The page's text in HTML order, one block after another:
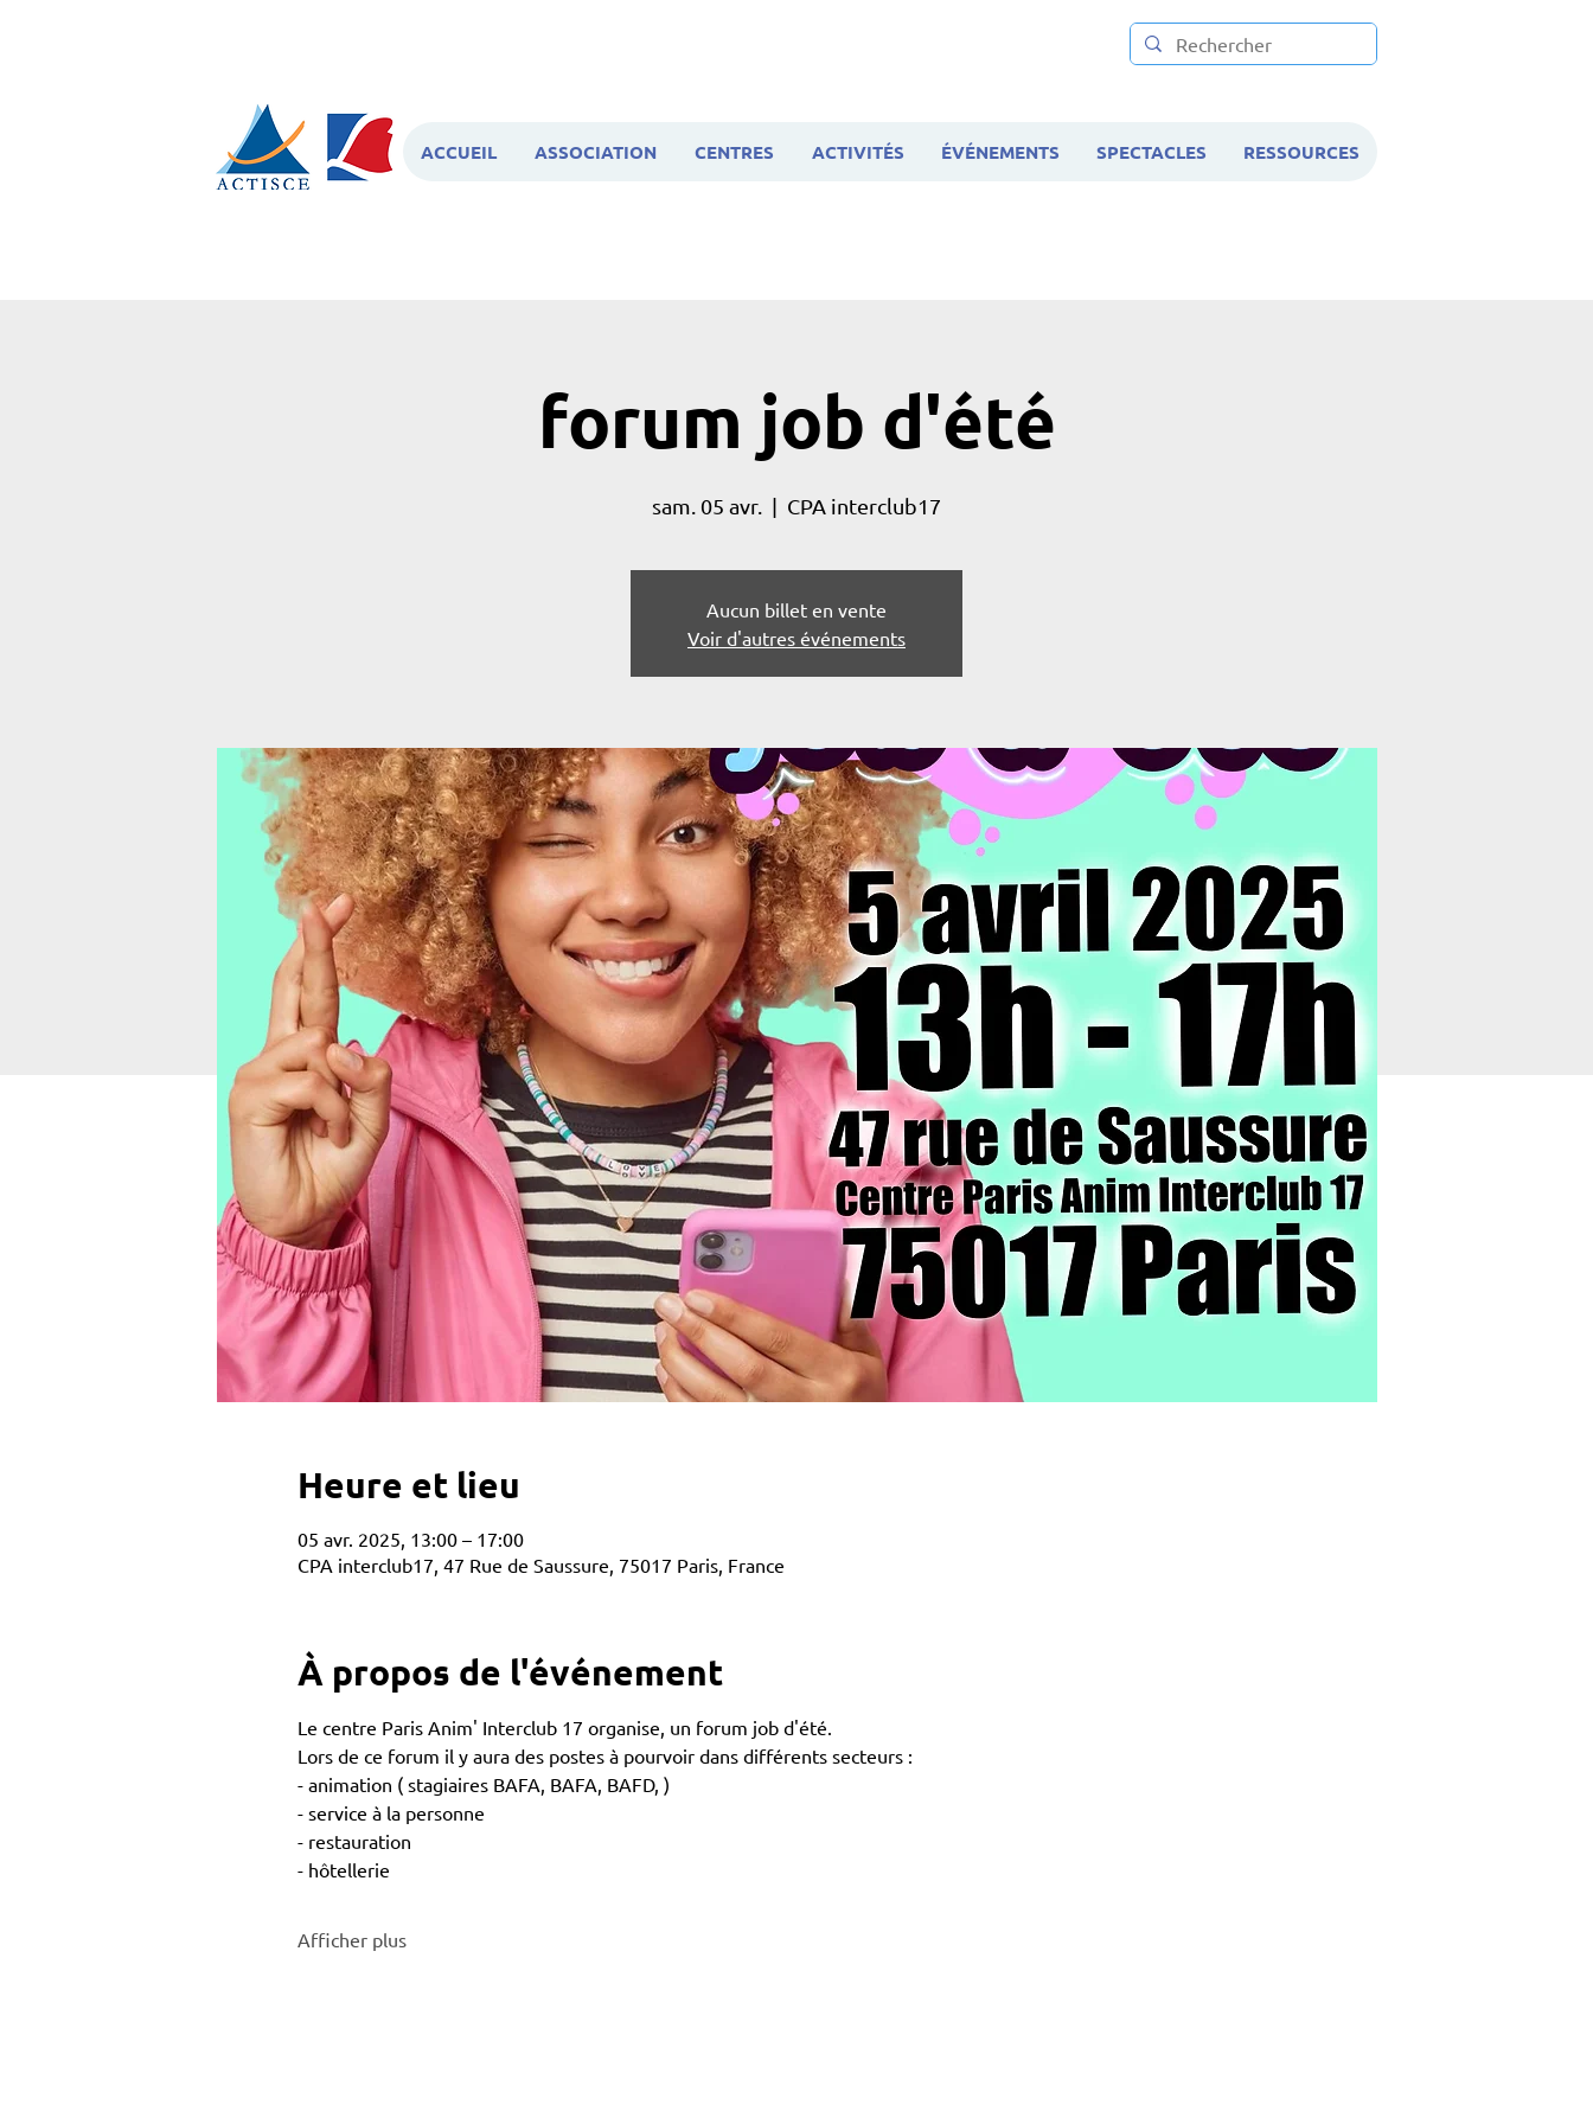
ACCUEIL ASSOCIATION CENTRES ACTIVITÉS ÉVÉNEMENTS SPECTACLES RESSOURCES
forum job d'été
sam. 05 avr.
  |
CPA interclub17
Aucun billet en vente
Voir d'autres événements
Heure et lieu
05 avr. 2025, 13:00 – 17:00
CPA interclub17, 47 Rue de Saussure, 75017 Paris, France
À propos de l'événement
Le centre Paris Anim' Interclub 17 organise, un forum job d'été.
Lors de ce forum il y aura des postes à pourvoir dans différents secteurs :
- animation ( stagiaires BAFA, BAFA, BAFD, )
- service à la personne
- restauration
- hôtellerie
Afficher plus